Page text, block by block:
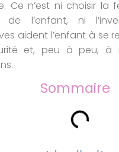
Ce n’est ni choisir la
de l’enfant, ni
aident l’enfant à se
et, peu à peu, à
Sommaire